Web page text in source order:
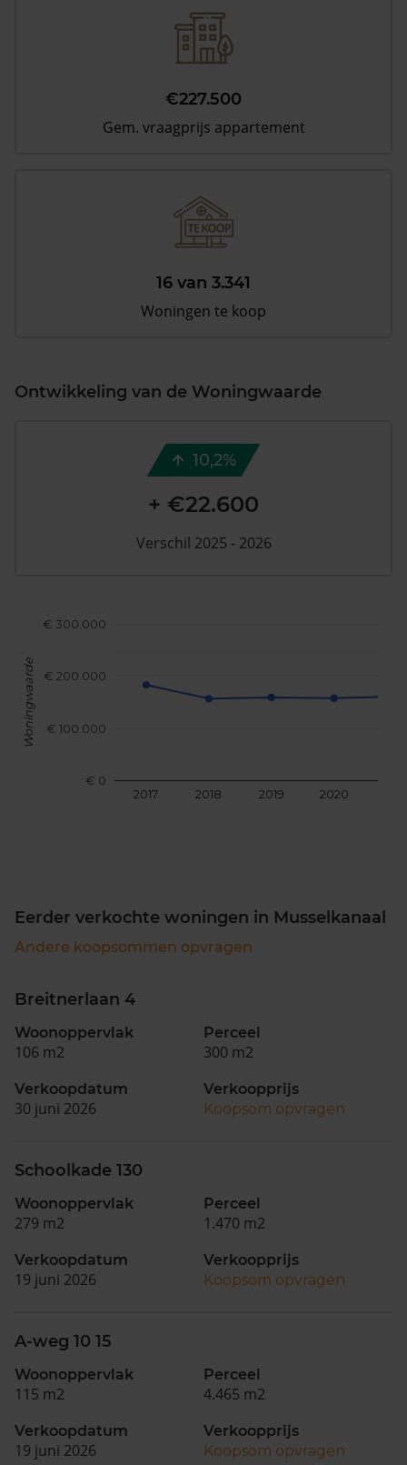
€227.500
Gem. vraagprijs appartement
16 van 3.341
Woningen te koop
Ontwikkeling van de Woningwaarde
2017 2018 2019 2020
€ 0
€ 100.000
€ 200.000
€ 300.000
Woningwaarde
10,2%
+ €22.600
Verschil 2025 - 2026
Eerder verkochte woningen in Musselkanaal
Andere koopsommen opvragen
Breitnerlaan 4
Woonoppervlak
106 m2
Perceel
300 m2
Verkoopdatum
30 juni 2026
Verkoopprijs
Koopsom opvragen
Schoolkade 130
Woonoppervlak
279 m2
Perceel
1.470 m2
Verkoopdatum
19 juni 2026
Verkoopprijs
Koopsom opvragen
A-weg 10 15
Woonoppervlak
115 m2
Perceel
4.465 m2
Verkoopdatum
19 juni 2026
Verkoopprijs
Koopsom opvragen